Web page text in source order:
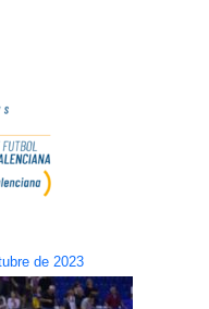
de 2023